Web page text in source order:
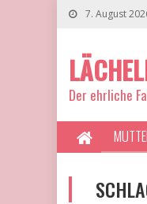
7. August
Der ehrliche